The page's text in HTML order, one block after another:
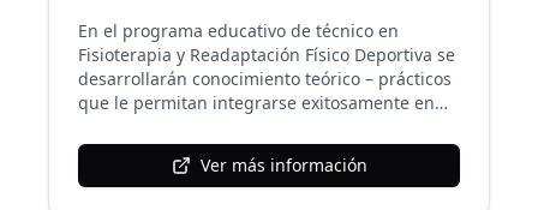
En el programa educativo de técnico en
Fisioterapia y Readaptación Físico Deportiva se
desarrollarán conocimiento teórico – prácticos
que le permitan integrarse exitosamente en
readaptación físico deportiva y continuar sus
estudios a nivel superior, adquiriendo de esta
Ver más información